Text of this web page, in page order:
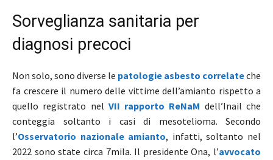
Sorveglianza sanitaria per
diagnosi precoci
Non solo, sono diverse le patologie asbesto correlateche
fa crescere il numero delle vittime dell’amianto rispetto a
quello registrato nel VII rapporto ReNaM dell’Inail che
conteggia soltanto i casi di mesotelioma. Secondo
l’Osservatorio nazionale amianto, infatti, soltanto nel
2022 sono state circa 7mila. Il presidente Ona, l’avvocato